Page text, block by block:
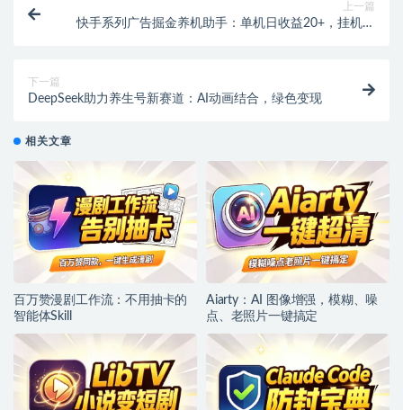
上一篇
快手系列广告掘金养机助手：单机日收益20+，挂机脚
下一篇
DeepSeek助力养生号新赛道：AI动画结合，绿色变现
相关文章
百万赞漫剧工作流：不用抽卡的
智能体Skill
Aiarty：AI 图像增强，模糊、噪
点、老照片一键搞定